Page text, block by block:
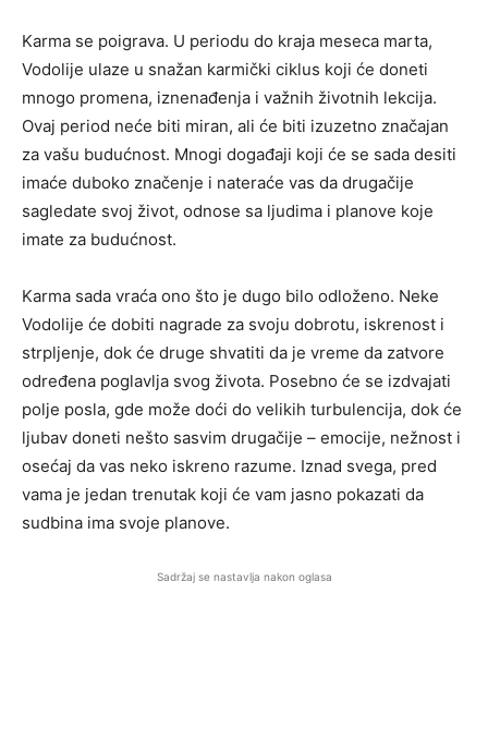
Karma se poigrava. U periodu do kraja meseca marta,
Vodolije ulaze u snažan karmički ciklus koji će doneti
mnogo promena, iznenađenja i važnih životnih lekcija.
Ovaj period neće biti miran, ali će biti izuzetno značajan
za vašu budućnost. Mnogi događaji koji će se sada desiti
imaće duboko značenje i nateraće vas da drugačije
sagledate svoj život, odnose sa ljudima i planove koje
imate za budućnost.
Karma sada vraća ono što je dugo bilo odloženo. Neke
Vodolije će dobiti nagrade za svoju dobrotu, iskrenost i
strpljenje, dok će druge shvatiti da je vreme da zatvore
određena poglavlja svog života. Posebno će se izdvajati
polje posla, gde može doći do velikih turbulencija, dok će
ljubav doneti nešto sasvim drugačije – emocije, nežnost i
osećaj da vas neko iskreno razume. Iznad svega, pred
vama je jedan trenutak koji će vam jasno pokazati da
sudbina ima svoje planove.
Sadržaj se nastavlja nakon oglasa